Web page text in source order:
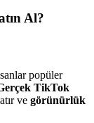
Al?
popüler
TikTok
ve görünürlük